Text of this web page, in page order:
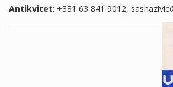
Antikvitet: +381 63 841 9012,